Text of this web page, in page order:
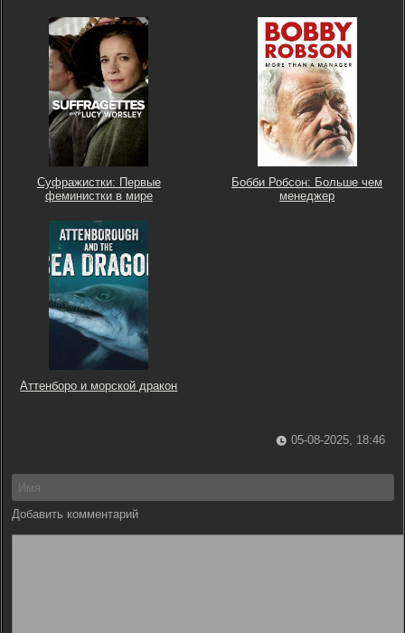
Суфражистки: Первые
феминистки в мире
Бобби Робсон: Больше чем
менеджер
Аттенборо и морской дракон
05-08-2025, 18:46
Добавить комментарий